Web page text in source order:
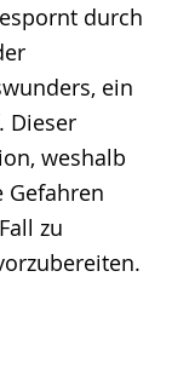
durch
ein
Dieser
weshalb
Gefahren
zu